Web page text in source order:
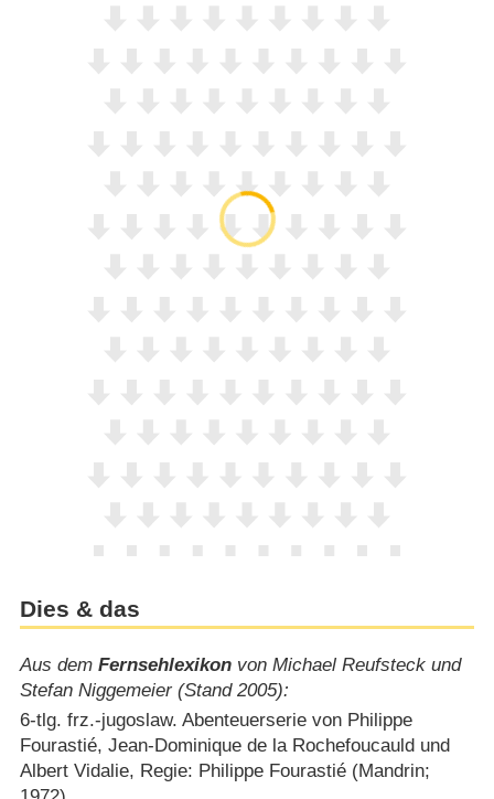
Dies & das
Aus dem Fernsehlexikonvon Michael Reufsteck und
Stefan Niggemeier (Stand 2005):
6-tlg. frz.-jugoslaw. Abenteuerserie von Philippe
Fourastié, Jean-Dominique de la Rochefoucauld und
Albert Vidalie, Regie: Philippe Fourastié (Mandrin;